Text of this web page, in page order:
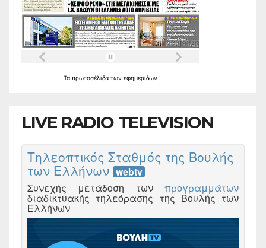
Τα πρωτοσέλιδα των εφημερίδων
LIVE RADIO TELEVISION